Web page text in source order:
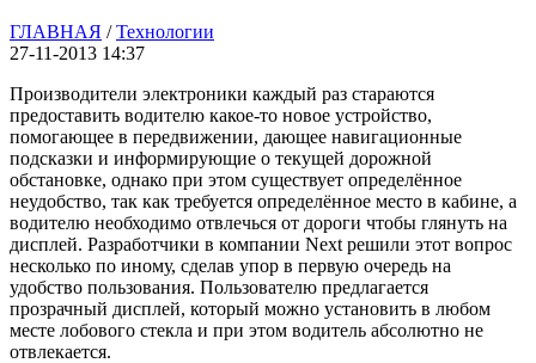
ГЛАВНАЯ /Технологии
27-11-2013 14:37
Производители электроники каждый раз стараются
предоставить водителю какое-то новое устройство,
помогающее в передвижении, дающее навигационные
подсказки и информирующие о текущей дорожной
обстановке, однако при этом существует определённое
неудобство, так как требуется определённое место в кабине, а
водителю необходимо отвлечься от дороги чтобы глянуть на
дисплей. Разработчики в компании Next решили этот вопрос
несколько по иному, сделав упор в первую очередь на
удобство пользования. Пользователю предлагается
прозрачный дисплей, который можно установить в любом
месте лобового стекла и при этом водитель абсолютно не
отвлекается.